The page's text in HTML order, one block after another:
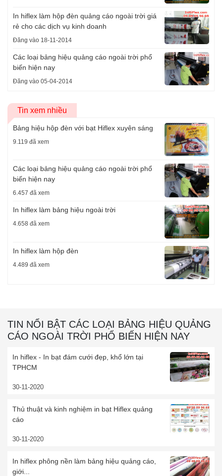
In hiflex làm hộp đèn quảng cáo ngoài trời giá
rẻ cho các dịch vụ kinh doanh
Đăng vào 18-11-2014
Các loại bảng hiệu quảng cáo ngoài trời phổ
biến hiện nay
Đăng vào 05-04-2014
Tin xem nhiều
Bảng hiệu hộp đèn với bạt Hiflex xuyên sáng
9.119 đã xem
Các loại bảng hiệu quảng cáo ngoài trời phổ
biến hiện nay
6.457 đã xem
In hiflex làm bảng hiệu ngoài trời
4.658 đã xem
In hiflex làm hộp đèn
4.489 đã xem
TIN NỔI BẬT CÁC LOẠI BẢNG HIỆU QUẢNG
CÁO NGOÀI TRỜI PHỔ BIẾN HIỆN NAY
In hiflex - In bạt đám cưới đẹp, khổ lớn tại
TPHCM
30-11-2020
Thủ thuật và kinh nghiệm in bạt Hiflex quảng
cáo
30-11-2020
In hiflex phông nền làm bảng hiệu quảng cáo,
giới...